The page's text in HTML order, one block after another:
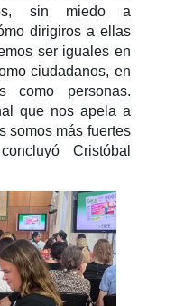
sin miedo a
dirigiros a ellas
ser iguales en
ciudadanos, en
como personas.
que nos apela a
somos más fuertes
Cristóbal